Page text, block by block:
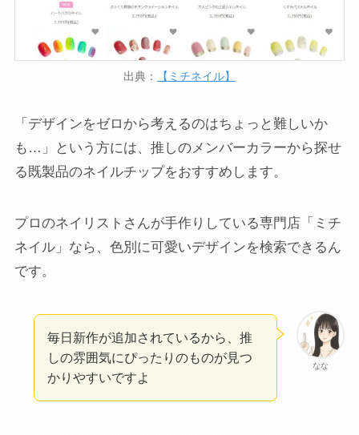
出典： 【ミチネイル】
「デザインをゼロから考えるのはちょっと難しいか
も…」という方には、推しのメンバーカラーから探せ
る既製品のネイルチップをおすすめします。
プロのネイリストさんが手作りしている専門店「ミチ
ネイル」なら、色別に可愛いデザインを検索できるん
です。
なな
毎日新作が追加されているから、推
しの雰囲気にぴったりのものが見つ
かりやすいですよ